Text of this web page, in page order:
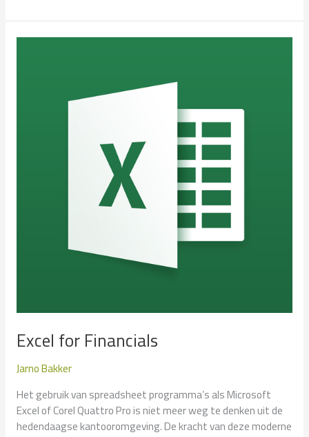
Power
Pivot
Excel for Financials
Jarno Bakker
Het gebruik van spreadsheet programma’s als Microsoft
Excel of Corel Quattro Pro is niet meer weg te denken uit de
hedendaagse kantooromgeving. De kracht van deze moderne